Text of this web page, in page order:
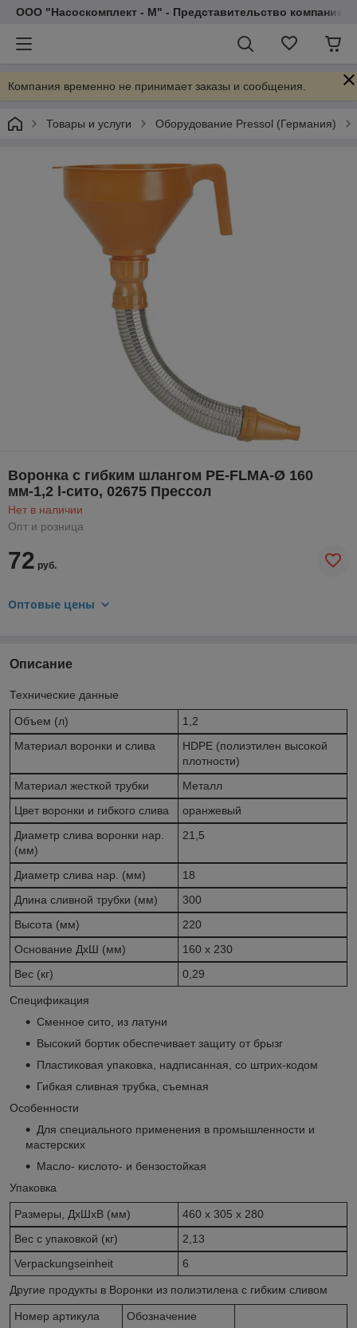
ООО "Насоскомплект - М" - Представительство компании
Компания временно не принимает заказы и сообщения.
Товары и услуги Оборудование Pressol (Германия)
Воронка с гибким шлангом PE-FLMA-Ø 160
мм-1,2 l-сито, 02675 Прессол
Нет в наличии
Опт и розница
72 руб.
Оптовые цены
Описание
Технические данные
Объем (л)
1,2
Материал воронки и слива
HDPE (полиэтилен высокой
плотности)
Материал жесткой трубки
Металл
Цвет воронки и гибкого слива
оранжевый
Диаметр слива воронки нар.
(мм)
21,5
Диаметр слива нар. (мм)
18
Длина сливной трубки (мм)
300
Высота (мм)
220
Основание ДхШ (мм)
160 x 230
Вес (кг)
0,29
Спецификация
Cменное сито, из латуни
Высокий бортик обеспечивает защиту от брызг
Пластиковая упаковка, надписанная, со штрих-кодом
Гибкая сливная трубка, съемная
Особенности
Для специального применения в промышленности и
мастерских
Масло- кислото- и бензостойкая
Упаковка
Размеры, ДхШхВ (мм)
460 x 305 x 280
Вес с упаковкой (кг)
2,13
Verpackungseinheit
6
Другие продукты в Воронки из полиэтилена с гибким сливом
Номер артикула
Обозначение